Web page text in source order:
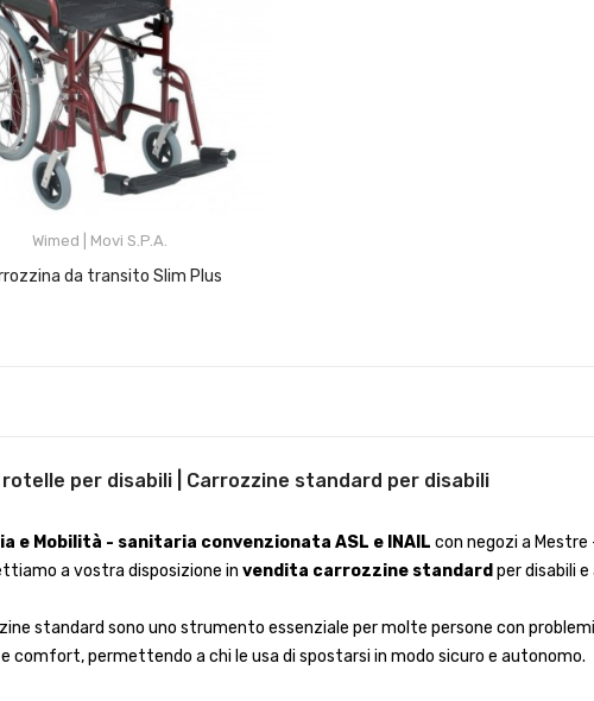
Wimed | Movi S.p.A.
da transito Slim Plus
(1)
rotelle per disabili | Carrozzine standard per disabili
e Mobilità - sanitaria convenzionata ASL e INAIL con negozi a
a vostra disposizione in vendita carrozzine standard per disabili
standard sono uno strumento essenziale per molte persone con
comfort, permettendo a chi le usa di spostarsi in modo sicuro e autonomo.